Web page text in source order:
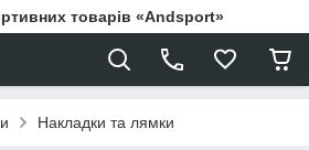
товарів «Andsport»
Накладки та лямки